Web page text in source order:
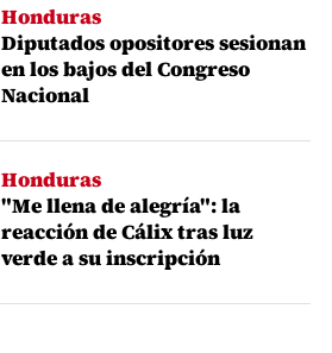
Honduras
Diputados opositores sesionan
en los bajos del Congreso
Nacional
Honduras
"Me llena de alegría": la
reacción de Cálix tras luz
verde a su inscripción